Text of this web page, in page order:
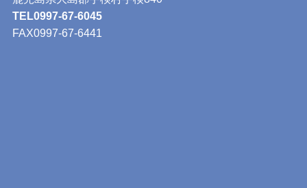
TEL0997-67-6045
FAX0997-67-6441